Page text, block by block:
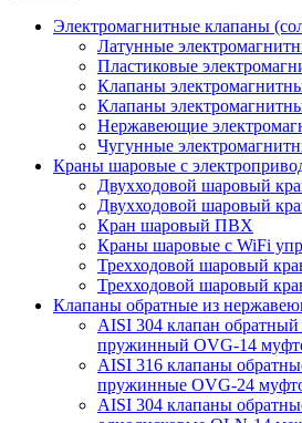
Электромагнитные клапаны
Латунные
Пластиковые
Клапаны
Клапаны
Нержавеющие
Чугунные
Краны шаровые с
Двухходовой шаровый
Двухходовой шаровый
Кран шаровый ПВХ
Краны шаровые с WiFi
Трехходовой шаровый
Трехходовой шаровый
Клапаны обратные из
AISI 304 клапан
пружинный OVG-14
AISI 316 клапаны
пружинные OVG-24
AISI 304 клапаны